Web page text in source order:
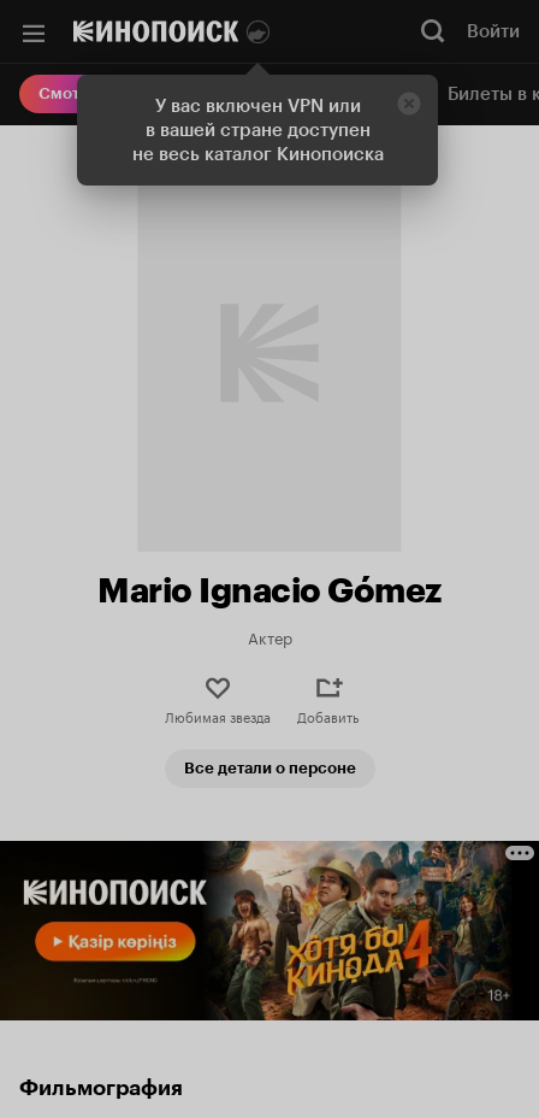
У вас включен VPN или
в вашей стране доступен
не весь каталог Кинопоиска
Войти
Смотреть кино Онлайн-кинотеатр Билеты в
Mario Ignacio Gómez
Актер
Любимая звезда Добавить
Все детали о персоне
Фильмография